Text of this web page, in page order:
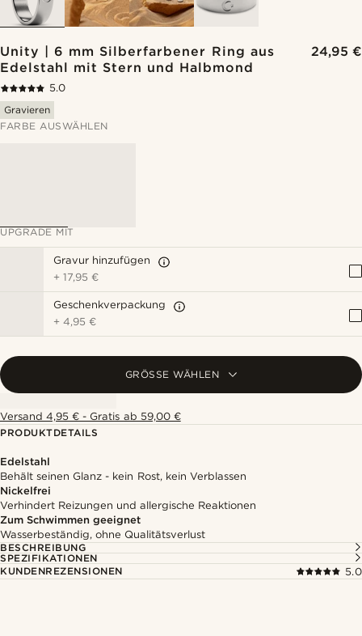
Unity | 6 mm Silberfarbener Ring aus
Edelstahl mit Stern und Halbmond
24,95 €
5.0
Gravieren
FARBE AUSWÄHLEN
UPGRADE MIT
Gravur hinzufügen
+17,95 €
Geschenkverpackung
+4,95 €
GRÖSSE WÄHLEN
Versand 4,95 € - Gratis ab 59,00 €
PRODUKTDETAILS
Edelstahl
Behält seinen Glanz - kein Rost, kein Verblassen
Nickelfrei
Verhindert Reizungen und allergische Reaktionen
Zum Schwimmen geeignet
Wasserbeständig, ohne Qualitätsverlust
BESCHREIBUNG
SPEZIFIKATIONEN
KUNDENREZENSIONEN
5.0